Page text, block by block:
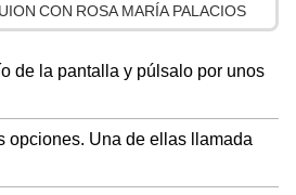
CON ROSA MARÍA PALACIOS
de la pantalla y púlsalo por unos
opciones. Una de ellas llamada